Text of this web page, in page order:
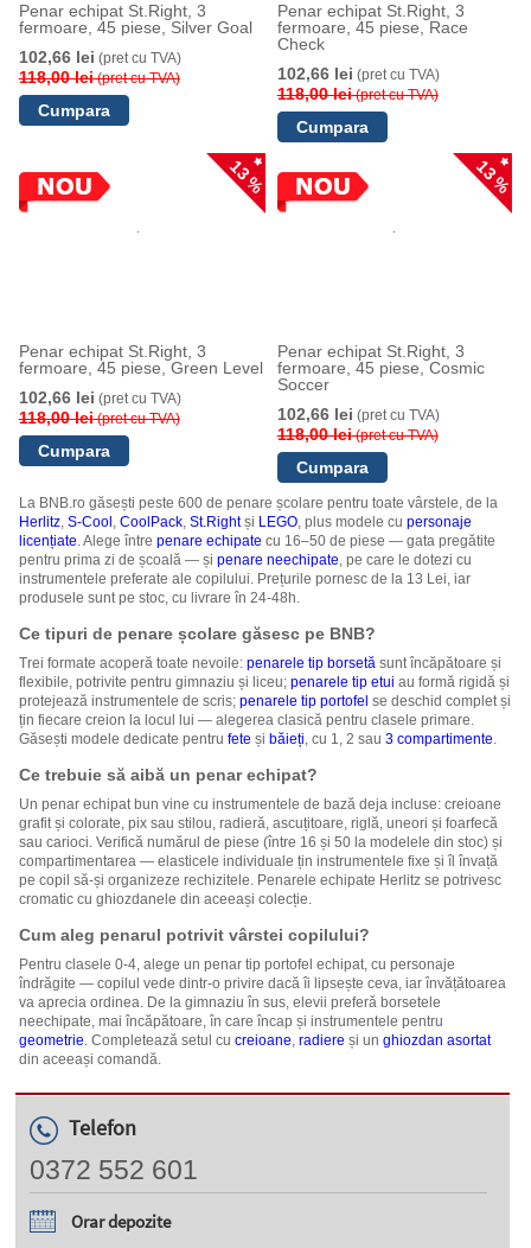
Penar echipat St.Right, 3
fermoare, 45 piese, Silver Goal
102,66 lei (pret cu TVA)
118,00 lei(pret cu TVA)
Penar echipat St.Right, 3
fermoare, 45 piese, Race
Check
102,66 lei (pret cu TVA)
118,00 lei(pret cu TVA)
13 %
Penar echipat St.Right, 3
fermoare, 45 piese, Green Level
102,66 lei (pret cu TVA)
118,00 lei(pret cu TVA)
13 %
Penar echipat St.Right, 3
fermoare, 45 piese, Cosmic
Soccer
102,66 lei (pret cu TVA)
118,00 lei(pret cu TVA)
La BNB.ro găsești peste 600 de penare școlare pentru toate vârstele, de la
Herlitz, S-Cool , CoolPack, St.Rightși LEGO, plus modele cu personaje
licențiate. Alege între penare echipate cu 16–50 de piese — gata pregătite
pentru prima zi de școală — și penare neechipate, pe care le dotezi cu
instrumentele preferate ale copilului. Prețurile pornesc de la 13 Lei, iar
produsele sunt pe stoc, cu livrare în 24-48h.
Ce tipuri de penare școlare găsesc pe BNB?
Trei formate acoperă toate nevoile: penarele tip borsetăsunt încăpătoare și
flexibile, potrivite pentru gimnaziu și liceu; penarele tip etui au formă rigidă și
protejează instrumentele de scris; penarele tip portofel se deschid complet și
țin fiecare creion la locul lui — alegerea clasică pentru clasele primare.
Găsești modele dedicate pentru fete și băieți, cu 1, 2 sau 3 compartimente.
Ce trebuie să aibă un penar echipat?
Un penar echipat bun vine cu instrumentele de bază deja incluse: creioane
grafit și colorate, pix sau stilou, radieră, ascuțitoare, riglă, uneori și foarfecă
sau carioci. Verifică numărul de piese (între 16 și 50 la modelele din stoc) și
compartimentarea — elasticele individuale țin instrumentele fixe și îl învață
pe copil să-și organizeze rechizitele. Penarele echipate Herlitz se potrivesc
cromatic cu ghiozdanele din aceeași colecție.
Cum aleg penarul potrivit vârstei copilului?
Pentru clasele 0-4, alege un penar tip portofel echipat, cu personaje
îndrăgite — copilul vede dintr-o privire dacă îi lipsește ceva, iar învățătoarea
va aprecia ordinea. De la gimnaziu în sus, elevii preferă borsetele
neechipate, mai încăpătoare, în care încap și instrumentele pentru
geometrie. Completează setul cu creioane, radiere și un ghiozdan asortat
din aceeași comandă.
Telefon
0372 552 601
Orar depozite